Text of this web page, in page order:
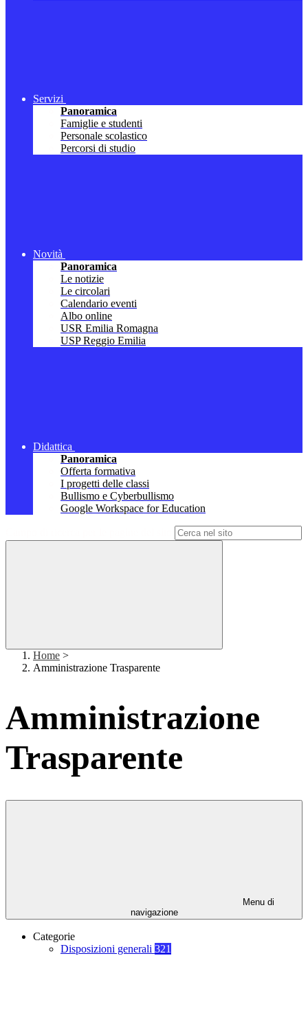
Servizi
Panoramica
Famiglie e studenti
Personale scolastico
Percorsi di studio
Novità
Panoramica
Le notizie
Le circolari
Calendario eventi
Albo online
USR Emilia Romagna
USP Reggio Emilia
Didattica
Panoramica
Offerta formativa
I progetti delle classi
Bullismo e Cyberbullismo
Google Workspace for Education
Home >
Amministrazione Trasparente
Amministrazione
Trasparente
Menu di
navigazione
Categorie
Disposizioni generali 321